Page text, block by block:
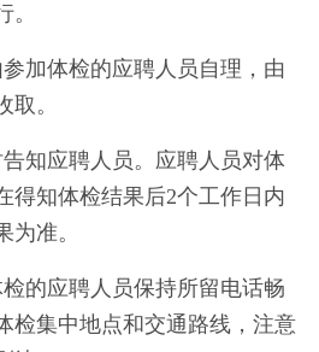
加体检的应聘人员自理，由
。
知应聘人员。应聘人员对体
得知体检结果后2个工作日内
为准。
的应聘人员保持所留电话畅
检集中地点和交通路线，注意